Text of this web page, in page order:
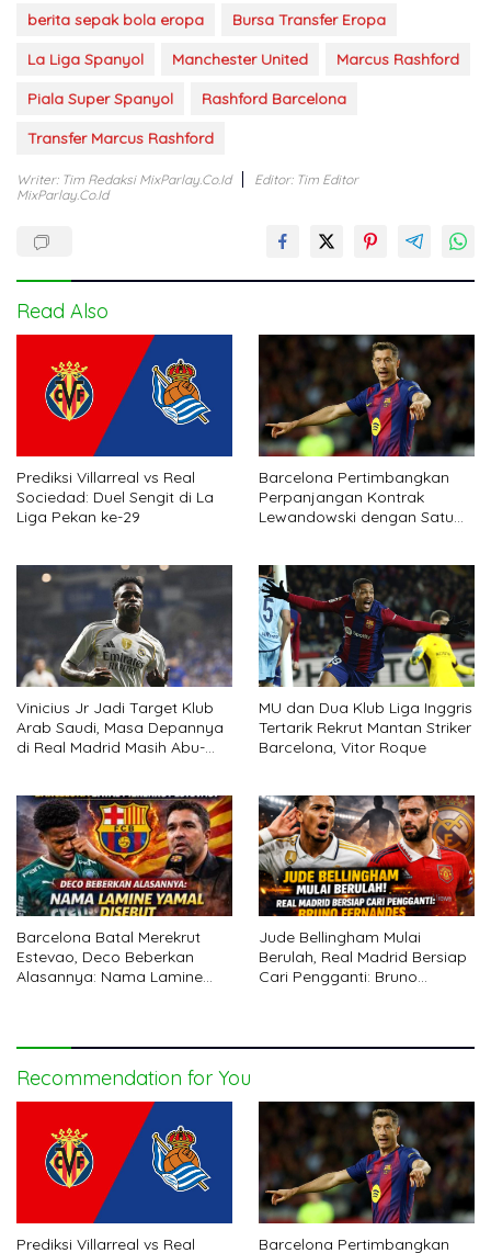
berita sepak bola eropa
Bursa Transfer Eropa
La Liga Spanyol
Manchester United
Marcus Rashford
Piala Super Spanyol
Rashford Barcelona
Transfer Marcus Rashford
Writer: Tim Redaksi MixParlay.co.id
Editor: Tim Editor
MixParlay.co.id
Read Also
Prediksi Villarreal vs Real
Sociedad: Duel Sengit di La
Liga Pekan ke-29
Barcelona Pertimbangkan
Perpanjangan Kontrak
Lewandowski dengan Satu
Vinicius Jr Jadi Target Klub
Arab Saudi, Masa Depannya
di Real Madrid Masih Abu-
MU dan Dua Klub Liga Inggris
Tertarik Rekrut Mantan Striker
Barcelona, Vitor Roque
Barcelona Batal Merekrut
Estevao, Deco Beberkan
Alasannya: Nama Lamine
Jude Bellingham Mulai
Berulah, Real Madrid Bersiap
Cari Pengganti: Bruno
Recommendation for You
Prediksi Villarreal vs Real Barcelona Pertimbangkan